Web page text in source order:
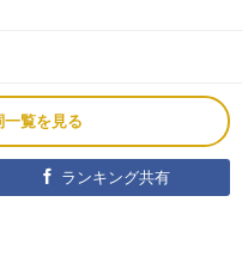
一覧を見る
ランキング共有